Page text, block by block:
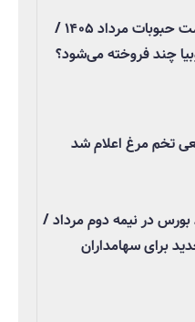
جدول قیمت حبوبات مرداد ۱۴۰۵ /
چند فروخته می‌شود؟
تخم مرغ اعلام شد
بورس در نیمه دوم مرداد /
برای سهامداران